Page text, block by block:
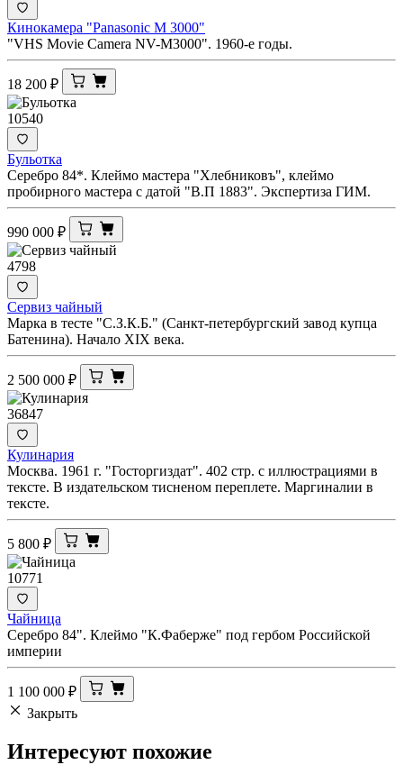
Кинокамера "Panasonic M 3000"
"VHS Movie Camera NV-M3000". 1960-е годы.
18 200 ₽
10540
Бульотка
Серебро 84*. Клеймо мастера "Хлебниковъ", клеймо
пробирного мастера с датой "В.П 1883". Экспертиза ГИМ.
990 000 ₽
4798
Сервиз чайный
Марка в тесте "С.З.К.Б." (Санкт-петербургский завод купца
Батенина). Начало XIX века.
2 500 000 ₽
36847
Кулинария
Москва. 1961 г. "Госторгиздат". 402 стр. с иллюстрациями в
тексте. В издательском тисненом переплете. Маргиналии в
тексте.
5 800 ₽
10771
Чайница
Серебро 84". Клеймо "К.Фаберже" под гербом Российской
империи
1 100 000 ₽
Закрыть
Интересуют похожие